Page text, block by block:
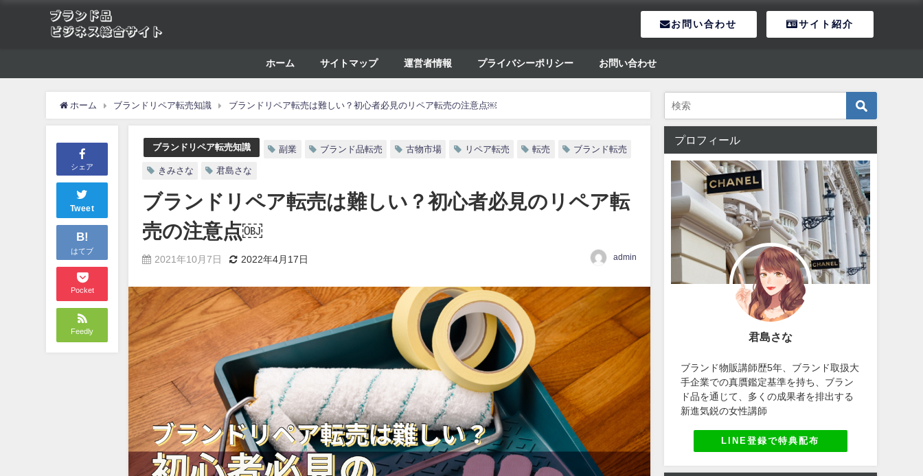
お問い合わせ サイト紹介
ホーム サイトマップ 運営者情報 プライバシーポリシー お問い合わせ
ホーム ブランドリペア転売知識 ブランドリペア転売は難しい？初心者必見のリペア転売の注意点￼
シェア
Tweet
B!
はてブ
Pocket
Feedly
ブランドリペア転売知識 副業 ブランド品転売 古物市場 リペア転売 転売 ブランド転売
きみさな 君島さな
ブランドリペア転売は難しい？初心者必見のリペア転
売の注意点￼
2021年10月7日 2022年4月17日 admin
プロフィール
君島さな
ブランド物販講師歴5年、ブランド取扱大
手企業での真贋鑑定基準を持ち、ブラン
ド品を通じて、多くの成果者を排出する
新進気鋭の女性講師
LINE登録で特典配布